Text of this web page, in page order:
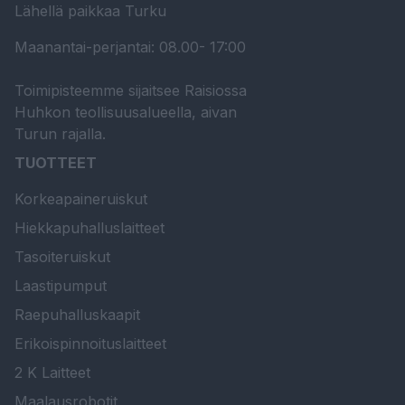
Lähellä paikkaa Turku
Maanantai-perjantai: 08.00- 17:00
Toimipisteemme sijaitsee Raisiossa
Huhkon teollisuusalueella, aivan
Turun rajalla.
TUOTTEET
Korkeapaineruiskut
Hiekkapuhalluslaitteet
Tasoiteruiskut
Laastipumput
Raepuhalluskaapit
Erikoispinnoituslaitteet
2 K Laitteet
Maalausrobotit